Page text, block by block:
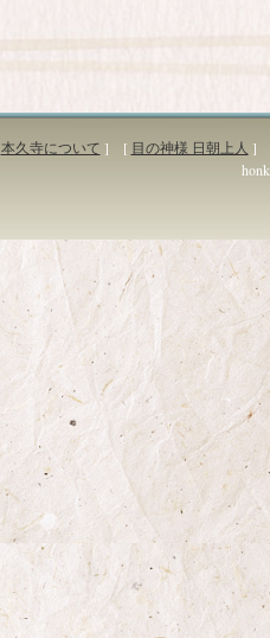
本久寺について ] [ 目の神様 日朝上人 ]